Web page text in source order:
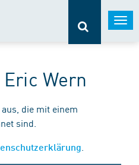
Wern
die mit einem
sind.